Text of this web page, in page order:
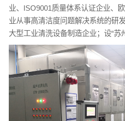
业、ISO9001质量体系认证企业、
业从事高清洁度问题解决系统的研
大型工业清洗设备制造企业；设“苏